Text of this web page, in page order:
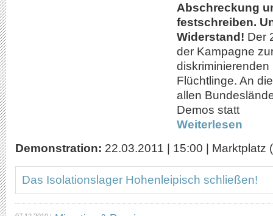
Abschreckung
festschreiben.
Widerstand! Der
der Kampagne
Flüchtlinge. An
allen
Demos statt
Weiterlesen
Demonstration: 22.03.2011 | 15:00 | Marktplatz
Das Isolationslager Hohenleipisch schließen!